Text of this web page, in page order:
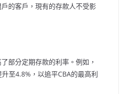
的客戶，現有的存款人不受影
部分定期存款的利率。例如，
至4.8%，以追平CBA的最高利